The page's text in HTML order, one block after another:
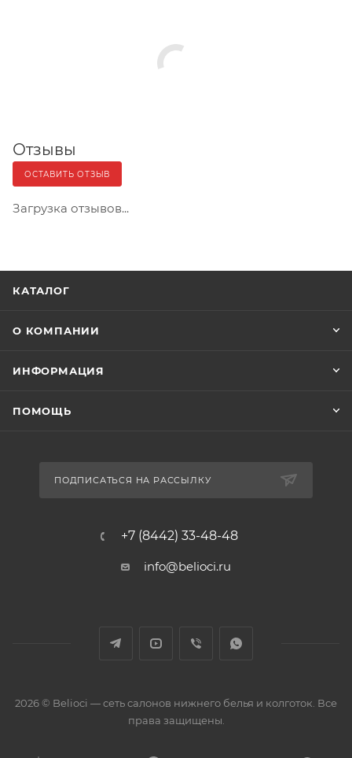
Отзывы
ОСТАВИТЬ ОТЗЫВ
Загрузка отзывов...
КАТАЛОГ
О КОМПАНИИ
ИНФОРМАЦИЯ
ПОМОЩЬ
ПОДПИСАТЬСЯ НА РАССЫЛКУ
+7 (8442) 33-48-48
info@belioci.ru
2026 © Belioci — сеть салонов нижнего белья и колготок. Все
права защищены.